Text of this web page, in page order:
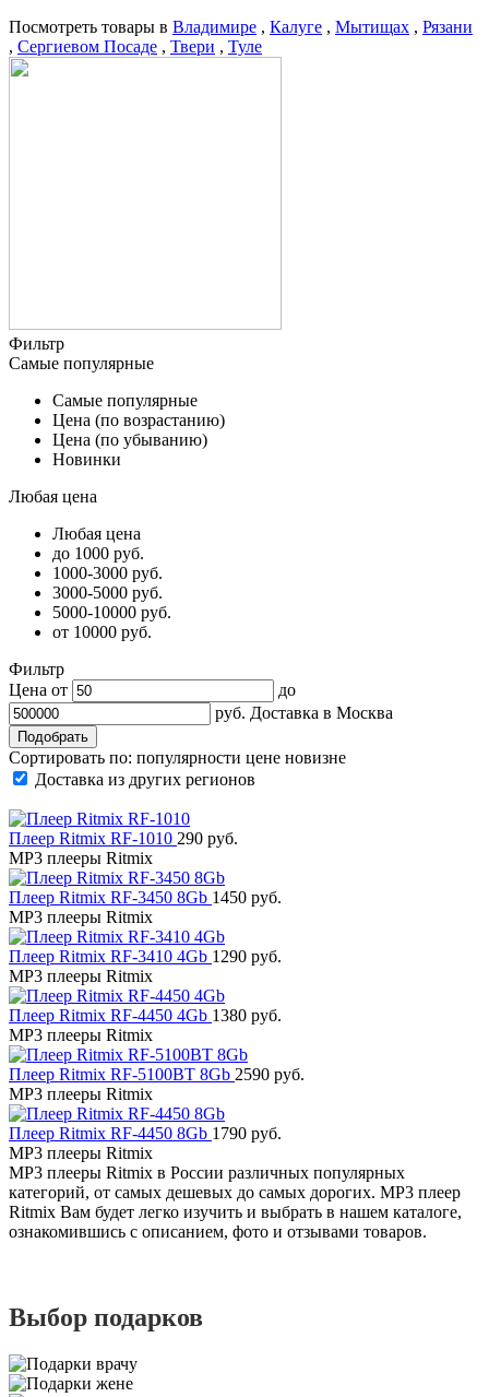
Посмотреть товары в Владимире , Калуге , Мытищах , Рязани
, Сергиевом Посаде , Твери , Туле
Фильтр
Самые популярные
Самые популярные
Цена (по возрастанию)
Цена (по убыванию)
Новинки
Любая цена
Любая цена
до 1000 руб.
1000-3000 руб.
3000-5000 руб.
5000-10000 руб.
от 10000 руб.
Фильтр
Цена от
до
руб. Доставка в Москва
Сортировать по: популярности цене новизне
Доставка из других регионов
Плеер Ritmix RF-1010 290 руб.
MP3 плееры Ritmix
Плеер Ritmix RF-3450 8Gb 1450 руб.
MP3 плееры Ritmix
Плеер Ritmix RF-3410 4Gb 1290 руб.
MP3 плееры Ritmix
Плеер Ritmix RF-4450 4Gb 1380 руб.
MP3 плееры Ritmix
Плеер Ritmix RF-5100BT 8Gb 2590 руб.
MP3 плееры Ritmix
Плеер Ritmix RF-4450 8Gb 1790 руб.
MP3 плееры Ritmix
MP3 плееры Ritmix в России различных популярных
категорий, от самых дешевых до самых дорогих. MP3 плеер
Ritmix Вам будет легко изучить и выбрать в нашем каталоге,
ознакомившись с описанием, фото и отзывами товаров.
Выбор подарков